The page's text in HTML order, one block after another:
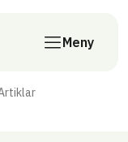
Meny